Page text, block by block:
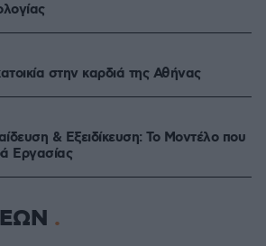
στην καρδιά της Αθήνας
& Εξειδίκευση: Το Mοντέλο που
Eργασίας